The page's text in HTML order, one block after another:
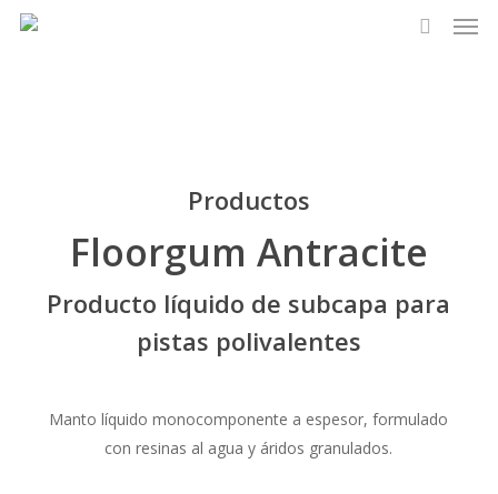
Skip
Productos
Floorgum Antracite
Producto líquido de subcapa para
pistas polivalentes
Manto líquido monocomponente a espesor, formulado
con resinas al agua y áridos granulados.